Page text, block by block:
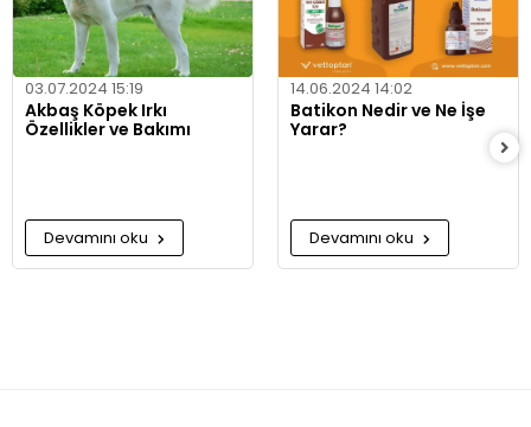
03.07.2024 15:19
Akbaş Köpek Irkı
Özellikler ve Bakımı
Devamını oku
14.06.2024 14:02
Batikon Nedir ve Ne İşe
Yarar?
Devamını oku